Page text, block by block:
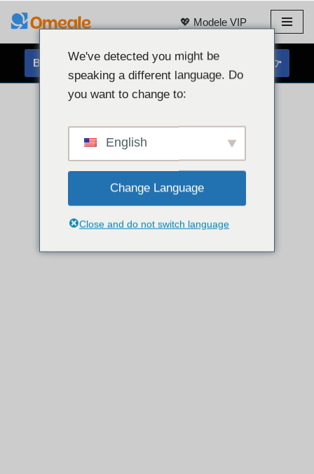
💖 Modele VIP
BEZPŁATNY CZAT Z KAMERĄ INTERNETOWĄ 👉
We've detected you might be
speaking a different language. Do
you want to change to:
English
Change Language
Close and do not switch language